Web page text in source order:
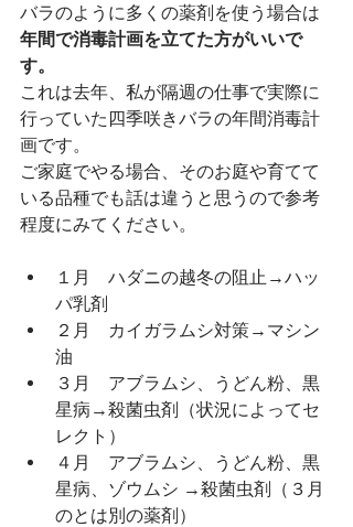
バラのように多くの薬剤を使う場合は
年間で消毒計画を立てた方がいいで
す。
これは去年、私が隔週の仕事で実際に
行っていた四季咲きバラの年間消毒計
画です。
ご家庭でやる場合、そのお庭や育てて
いる品種でも話は違うと思うので参考
程度にみてください。
１月　ハダニの越冬の阻止→ハッ
パ乳剤
２月　カイガラムシ対策→マシン
油
３月　アブラムシ、うどん粉、黒
星病→殺菌虫剤（状況によってセ
レクト）
４月　アブラムシ、うどん粉、黒
星病、ゾウムシ →殺菌虫剤（３月
のとは別の薬剤）